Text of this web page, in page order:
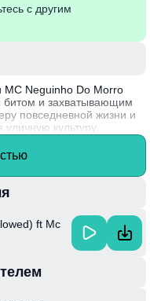
с другим
MC Neguinho Do Morro
битом и захватывающим
повседневной жизни и
культуру.
музыки создаёт
и заставляет
лучше ощутить
один из ярких
свою карьеру в
вечеринках и
ft Mc